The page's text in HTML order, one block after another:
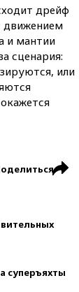
дрейф
движением
и мантии
сценария:
или
суперъяхты